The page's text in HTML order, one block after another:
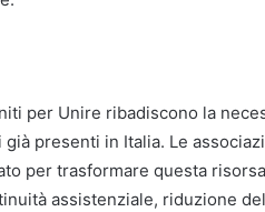
per Unire ribadiscono la
presenti in Italia. Le
per trasformare questa
assistenziale, riduzione